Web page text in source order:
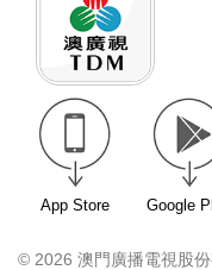
App Store Google
© 2026 澳門廣播電視股